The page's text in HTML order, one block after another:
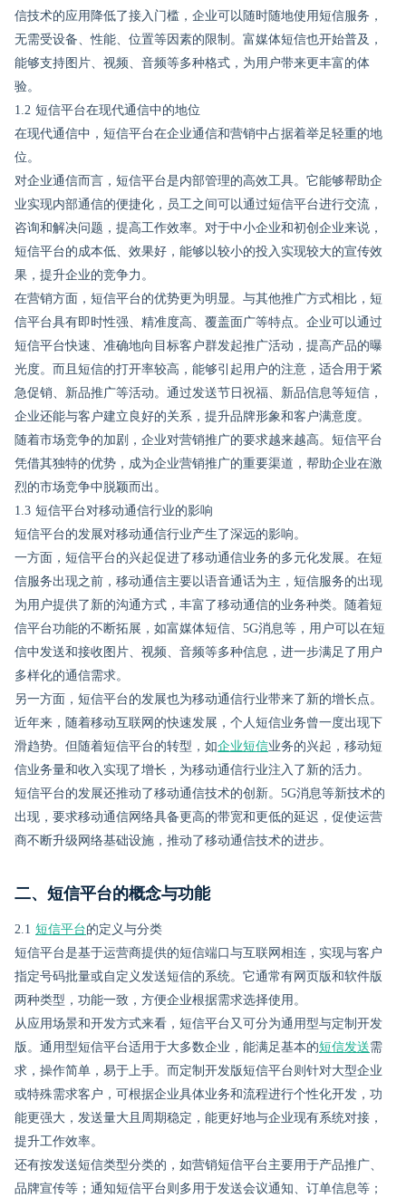
信技术的应用降低了接入门槛，企业可以随时随地使用短信服务，
无需受设备、性能、位置等因素的限制。富媒体短信也开始普及，
能够支持图片、视频、音频等多种格式，为用户带来更丰富的体
验。
1.2 短信平台在现代通信中的地位
在现代通信中，短信平台在企业通信和营销中占据着举足轻重的地
位。
对企业通信而言，短信平台是内部管理的高效工具。它能够帮助企
业实现内部通信的便捷化，员工之间可以通过短信平台进行交流，
咨询和解决问题，提高工作效率。对于中小企业和初创企业来说，
短信平台的成本低、效果好，能够以较小的投入实现较大的宣传效
果，提升企业的竞争力。
在营销方面，短信平台的优势更为明显。与其他推广方式相比，短
信平台具有即时性强、精准度高、覆盖面广等特点。企业可以通过
短信平台快速、准确地向目标客户群发起推广活动，提高产品的曝
光度。而且短信的打开率较高，能够引起用户的注意，适合用于紧
急促销、新品推广等活动。通过发送节日祝福、新品信息等短信，
企业还能与客户建立良好的关系，提升品牌形象和客户满意度。
随着市场竞争的加剧，企业对营销推广的要求越来越高。短信平台
凭借其独特的优势，成为企业营销推广的重要渠道，帮助企业在激
烈的市场竞争中脱颖而出。
1.3 短信平台对移动通信行业的影响
短信平台的发展对移动通信行业产生了深远的影响。
一方面，短信平台的兴起促进了移动通信业务的多元化发展。在短
信服务出现之前，移动通信主要以语音通话为主，短信服务的出现
为用户提供了新的沟通方式，丰富了移动通信的业务种类。随着短
信平台功能的不断拓展，如富媒体短信、5G消息等，用户可以在短
信中发送和接收图片、视频、音频等多种信息，进一步满足了用户
多样化的通信需求。
另一方面，短信平台的发展也为移动通信行业带来了新的增长点。
近年来，随着移动互联网的快速发展，个人短信业务曾一度出现下
滑趋势。但随着短信平台的转型，如企业短信业务的兴起，移动短
信业务量和收入实现了增长，为移动通信行业注入了新的活力。
短信平台的发展还推动了移动通信技术的创新。5G消息等新技术的
出现，要求移动通信网络具备更高的带宽和更低的延迟，促使运营
商不断升级网络基础设施，推动了移动通信技术的进步。
二、短信平台的概念与功能
2.1 短信平台的定义与分类
短信平台是基于运营商提供的短信端口与互联网相连，实现与客户
指定号码批量或自定义发送短信的系统。它通常有网页版和软件版
两种类型，功能一致，方便企业根据需求选择使用。
从应用场景和开发方式来看，短信平台又可分为通用型与定制开发
版。通用型短信平台适用于大多数企业，能满足基本的短信发送需
求，操作简单，易于上手。而定制开发版短信平台则针对大型企业
或特殊需求客户，可根据企业具体业务和流程进行个性化开发，功
能更强大，发送量大且周期稳定，能更好地与企业现有系统对接，
提升工作效率。
还有按发送短信类型分类的，如营销短信平台主要用于产品推广、
品牌宣传等；通知短信平台则多用于发送会议通知、订单信息等；